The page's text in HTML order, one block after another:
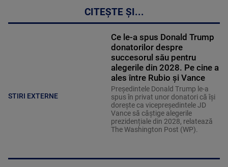
CITEȘTE ȘI...
STIRI EXTERNE
Ce le-a spus Donald Trump
donatorilor despre
succesorul său pentru
alegerile din 2028. Pe cine a
ales între Rubio și Vance
Președintele Donald Trump le-a
spus în privat unor donatori că își
dorește ca vicepreședintele JD
Vance să câștige alegerile
prezidențiale din 2028, relatează
The Washington Post (WP).